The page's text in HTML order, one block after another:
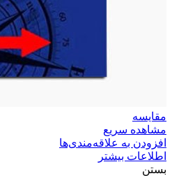
مقایسه
مشاهده سریع
افزودن به علاقه‌مندی‌ها
اطلاعات بیشتر
بستن